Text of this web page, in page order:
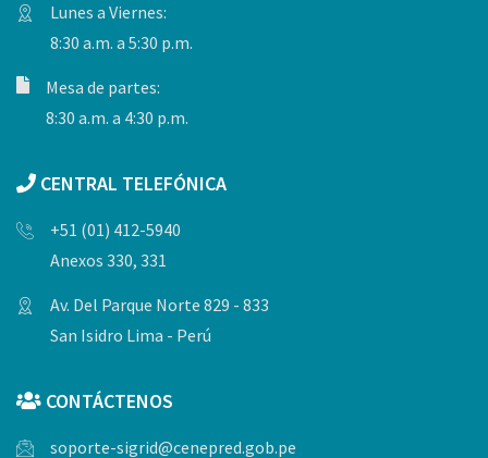
Lunes a Viernes:
8:30 a.m. a 5:30 p.m.
Mesa de partes:
8:30 a.m. a 4:30 p.m.
CENTRAL TELEFÓNICA
+51 (01) 412-5940
Anexos 330, 331
Av. Del Parque Norte 829 - 833
San Isidro Lima - Perú
CONTÁCTENOS
soporte-sigrid@cenepred.gob.pe